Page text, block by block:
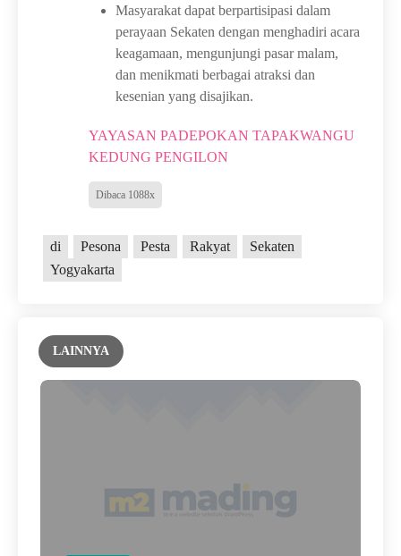
Masyarakat dapat berpartisipasi dalam
perayaan Sekaten dengan menghadiri acara
keagamaan, mengunjungi pasar malam,
dan menikmati berbagai atraksi dan
kesenian yang disajikan.
YAYASAN PADEPOKAN TAPAKWANGU
KEDUNG PENGILON
Dibaca 1088x
di Pesona Pesta Rakyat
Sekaten
Yogyakarta
LAINNYA